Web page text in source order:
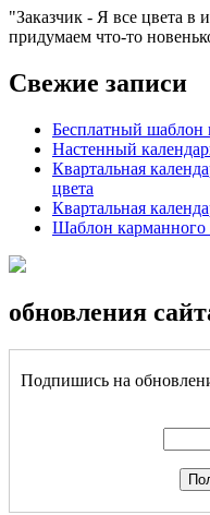
Заказчик - Я все цвета в
придумаем что-то
Свежие записи
Бесплатный шаблон
Настенный
Квартальная
цвета
Квартальная
Шаблон карманного
обновления
Подпишись на